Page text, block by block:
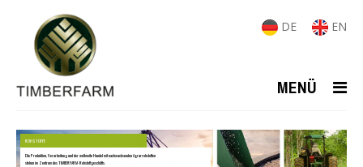
DE EN
MENÜ
ROHSTOFFE
Die Produktion, Verarbeitung und der weltweite Handel mit nachwachsenden Agrarrohstoffen
stehen im Zentrum des TIMBERFARM-Rohstoffgeschäfts.